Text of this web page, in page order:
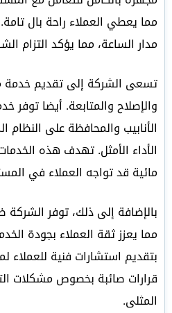
مما يعطي العملاء راحة بال
مدار الساعة، مما يؤكد التزام
تسعى الشركة إلى تقديم
والإصلاح والمتابعة. أيضا توفر
الأنابيب والمحافظة على
الأداء الأمثل. تهدف هذه
مائية قد تواجه العملاء في
بالإضافة إلى ذلك، توفر الشركة
مما يعزز ثقة العملاء بجودة
بتقديم استشارات فنية
قرارات صائبة بخصوص مشكلات
المثلى.